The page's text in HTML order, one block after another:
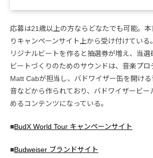
応募は21歳以上の方ならどなたでも可能。
りキャンペーンサイト上から受け付けている
リジナルビートを作ると抽選券が増え、当選
ビートづくりのためのサウンドは、音楽プロ
Matt Cabが担当し、バドワイザー缶を開け
音などから作られており、バドワイザービー
めるコンテンツになっている。
■BudX World Tour キャンペーンサイト
■Budweiser ブランドサイト